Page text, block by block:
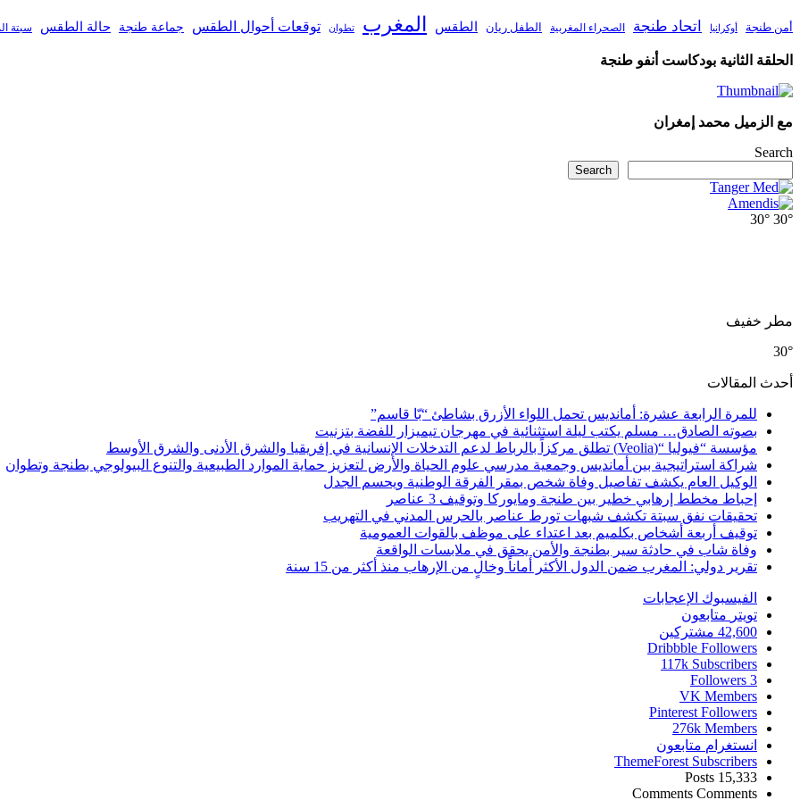
أمن طنجة أوكرانيا اتحاد طنجة الصحراء المغربية الطفل ريان الطقس المغرب تطوان توقعات أحوال الطقس جماعة طنجة حالة الطقس سبتة
الحلقة الثانية بودكاست أنفو طنجة
مع الزميل محمد إمغران
Search
Search
30°
30°
مطر خفيف
30°
أحدث المقالات
للمرة الرابعة عشرة: أمانديس تحمل اللواء الأزرق بشاطئ “بّا قاسم”
بصوته الصادق… مسلم يكتب ليلة استثنائية في مهرجان تيميزار للفضة بتزنيت
مؤسسة “فيوليا “(Veolia) تطلق مركزاً بالرباط لدعم التدخلات الإنسانية في إفريقيا والشرق الأدنى والشرق الأوسط
شراكة استراتيجية بين أمانديس وجمعية مدرسي علوم الحياة والأرض لتعزيز حماية الموارد الطبيعية والتنوع البيولوجي بطنجة وتطوان
الوكيل العام يكشف تفاصيل وفاة شخص بمقر الفرقة الوطنية ويحسم الجدل
إحباط مخطط إرهابي خطير بين طنجة ومايوركا وتوقيف 3 عناصر
تحقيقات نفق سبتة تكشف شبهات تورط عناصر بالحرس المدني في التهريب
توقيف أربعة أشخاص بكلميم بعد اعتداء على موظف بالقوات العمومية
وفاة شاب في حادثة سير بطنجة والأمن يحقق في ملابسات الواقعة
تقرير دولي: المغرب ضمن الدول الأكثر أماناً وخالٍ من الإرهاب منذ أكثر من 15 سنة
الفيسبوك الإعجابات
تويتر متابعون
42,600 مشتركين
Dribbble Followers
117k Subscribers
3
Followers
VK Members
Pinterest Followers
276k Members
انستغرام متابعون
ThemeForest Subscribers
15,333
Posts
Comments Comments